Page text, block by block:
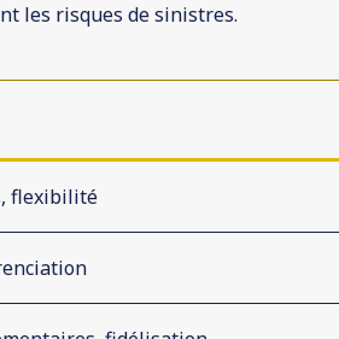
les risques de sinistres.
flexibilité